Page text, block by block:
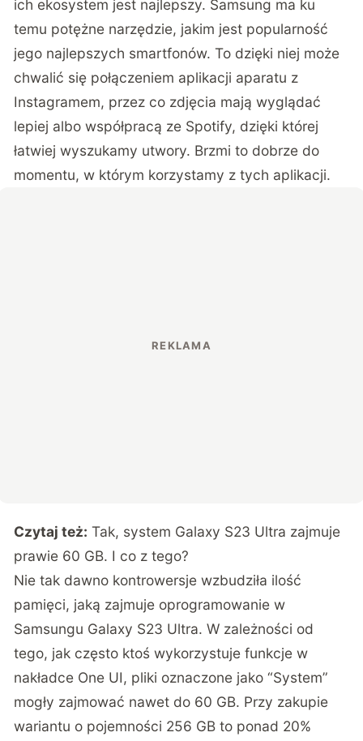
ich ekosystem jest najlepszy. Samsung ma ku
temu potężne narzędzie, jakim jest popularność
jego najlepszych smartfonów. To dzięki niej może
chwalić się połączeniem aplikacji aparatu z
Instagramem, przez co zdjęcia mają wyglądać
lepiej albo współpracą ze Spotify, dzięki której
łatwiej wyszukamy utwory. Brzmi to dobrze do
momentu, w którym korzystamy z tych aplikacji.
Czytaj też: Tak, system Galaxy S23 Ultra zajmuje
prawie 60 GB. I co z tego?
Nie tak dawno kontrowersje wzbudziła ilość
pamięci, jaką zajmuje oprogramowanie w
Samsungu Galaxy S23 Ultra. W zależności od
tego, jak często ktoś wykorzystuje funkcje w
nakładce One UI, pliki oznaczone jako “System”
mogły zajmować nawet do 60 GB. Przy zakupie
wariantu o pojemności 256 GB to ponad 20%